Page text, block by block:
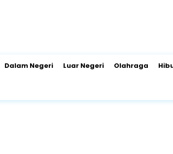
Dalam Negeri Luar Negeri Olahraga